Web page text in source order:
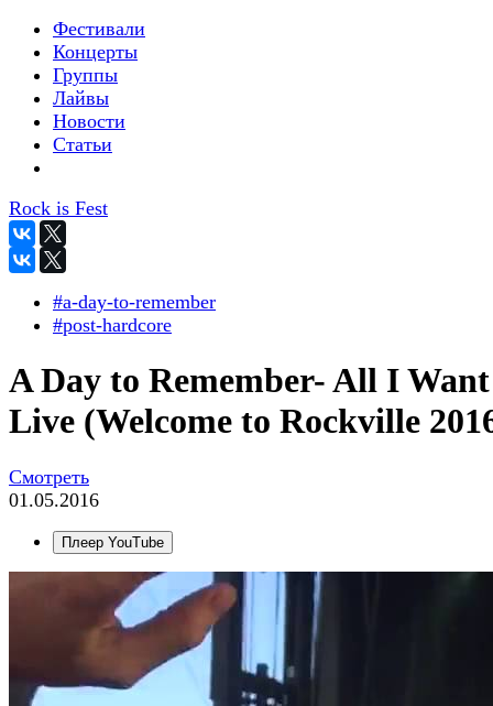
Фестивали
Концерты
Группы
Лайвы
Новости
Статьи
Rock is Fest
#a-day-to-remember
#post-hardcore
A Day to Remember- All I Want
Live (Welcome to Rockville
Смотреть
01.05.2016
Плеер YouTube